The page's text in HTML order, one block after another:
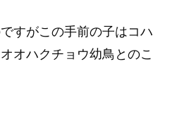
すがこの手前の子はコハ
オハクチョウ幼鳥とのこ